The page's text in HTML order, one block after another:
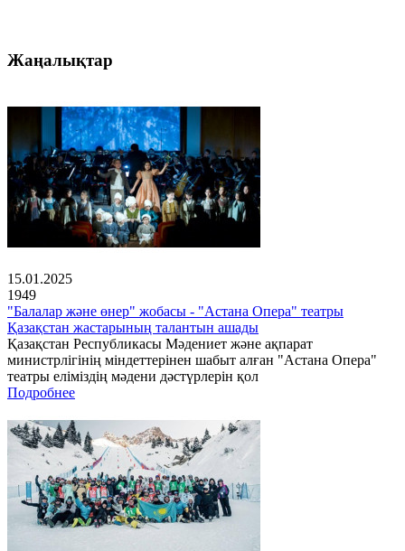
Жаңалықтар
15.01.2025
1949
"Балалар және өнер" жобасы - "Астана Опера" театры
Қазақстан жастарының талантын ашады
Қазақстан Республикасы Мәдениет және ақпарат
министрлігінің міндеттерінен шабыт алған "Астана Опера"
театры еліміздің мәдени дәстүрлерін қол
Подробнее